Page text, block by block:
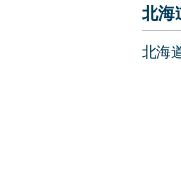
北海
北海